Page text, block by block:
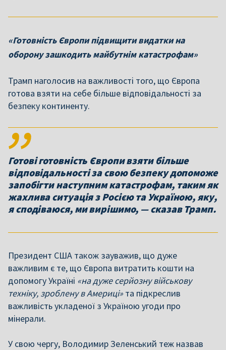
«Готовність Європи підвищити видатки на
оборону зашкодить майбутнім катастрофам»
Трамп наголосив на важливості того, що Європа
готова взяти на себе більше відповідальності за
безпеку континенту.
Готові готовність Європи взяти більше
відповідальності за свою безпеку допоможе
запобігти наступним катастрофам, таким як
жахлива ситуація з Росією та Україною, яку,
я сподіваюся, ми вирішимо, — сказав Трамп.
Президент США також зауважив, що дуже
важливим є те, що Європа витратить кошти на
допомогу Україні «на дуже серйозну військову
техніку, зроблену в Америці» та підкреслив
важливість укладеної з Україною угоди про
мінерали.
У свою чергу, Володимир Зеленський теж назвав